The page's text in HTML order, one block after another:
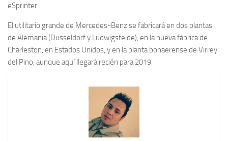
eSprinter.
El utilitario grande de Mercedes-Benz se fabricará en dos plantas
de Alemania (Dusseldorf y Ludwigsfelde), en la nueva fábrica de
Charleston, en Estados Unidos, y en la planta bonaerense de Virrey
del Pino, aunque aquí llegará recién para 2019.